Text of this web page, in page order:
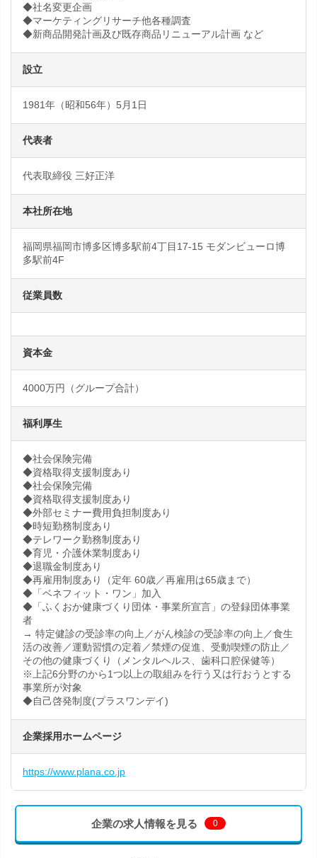
◆社名変更企画
◆マーケティングリサーチ他各種調査
◆新商品開発計画及び既存商品リニューアル計画 など
設立
1981年（昭和56年）5月1日
代表者
代表取締役 三好正洋
本社所在地
福岡県福岡市博多区博多駅前4丁目17-15 モダンビューロ博
多駅前4F
従業員数
資本金
4000万円（グループ合計）
福利厚生
◆社会保険完備
◆資格取得支援制度あり
◆社会保険完備
◆資格取得支援制度あり
◆外部セミナー費用負担制度あり
◆時短勤務制度あり
◆テレワーク勤務制度あり
◆育児・介護休業制度あり
◆退職金制度あり
◆再雇用制度あり（定年 60歳／再雇用は65歳まで）
◆「ベネフィット・ワン」加入
◆「ふくおか健康づくり団体・事業所宣言」の登録団体事業
者
→ 特定健診の受診率の向上／がん検診の受診率の向上／食生
活の改善／運動習慣の定着／禁煙の促進、受動喫煙の防止／
その他の健康づくり（メンタルヘルス、歯科口腔保健等）
※上記6分野のから1つ以上の取組みを行う又は行おうとする
事業所が対象
◆自己啓発制度(プラスワンデイ)
企業採用ホームページ
https://www.plana.co.jp
企業の求人情報を見る 0